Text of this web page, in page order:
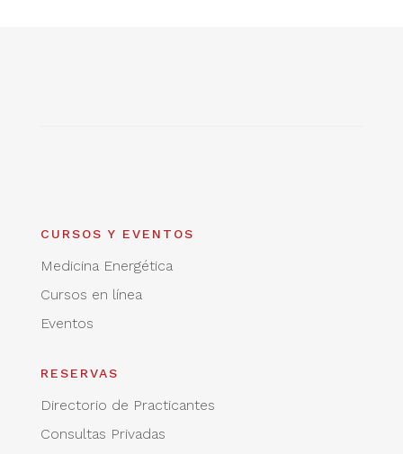
CURSOS Y EVENTOS
Medicina Energética
Cursos en línea
Eventos
RESERVAS
Directorio de Practicantes
Consultas Privadas